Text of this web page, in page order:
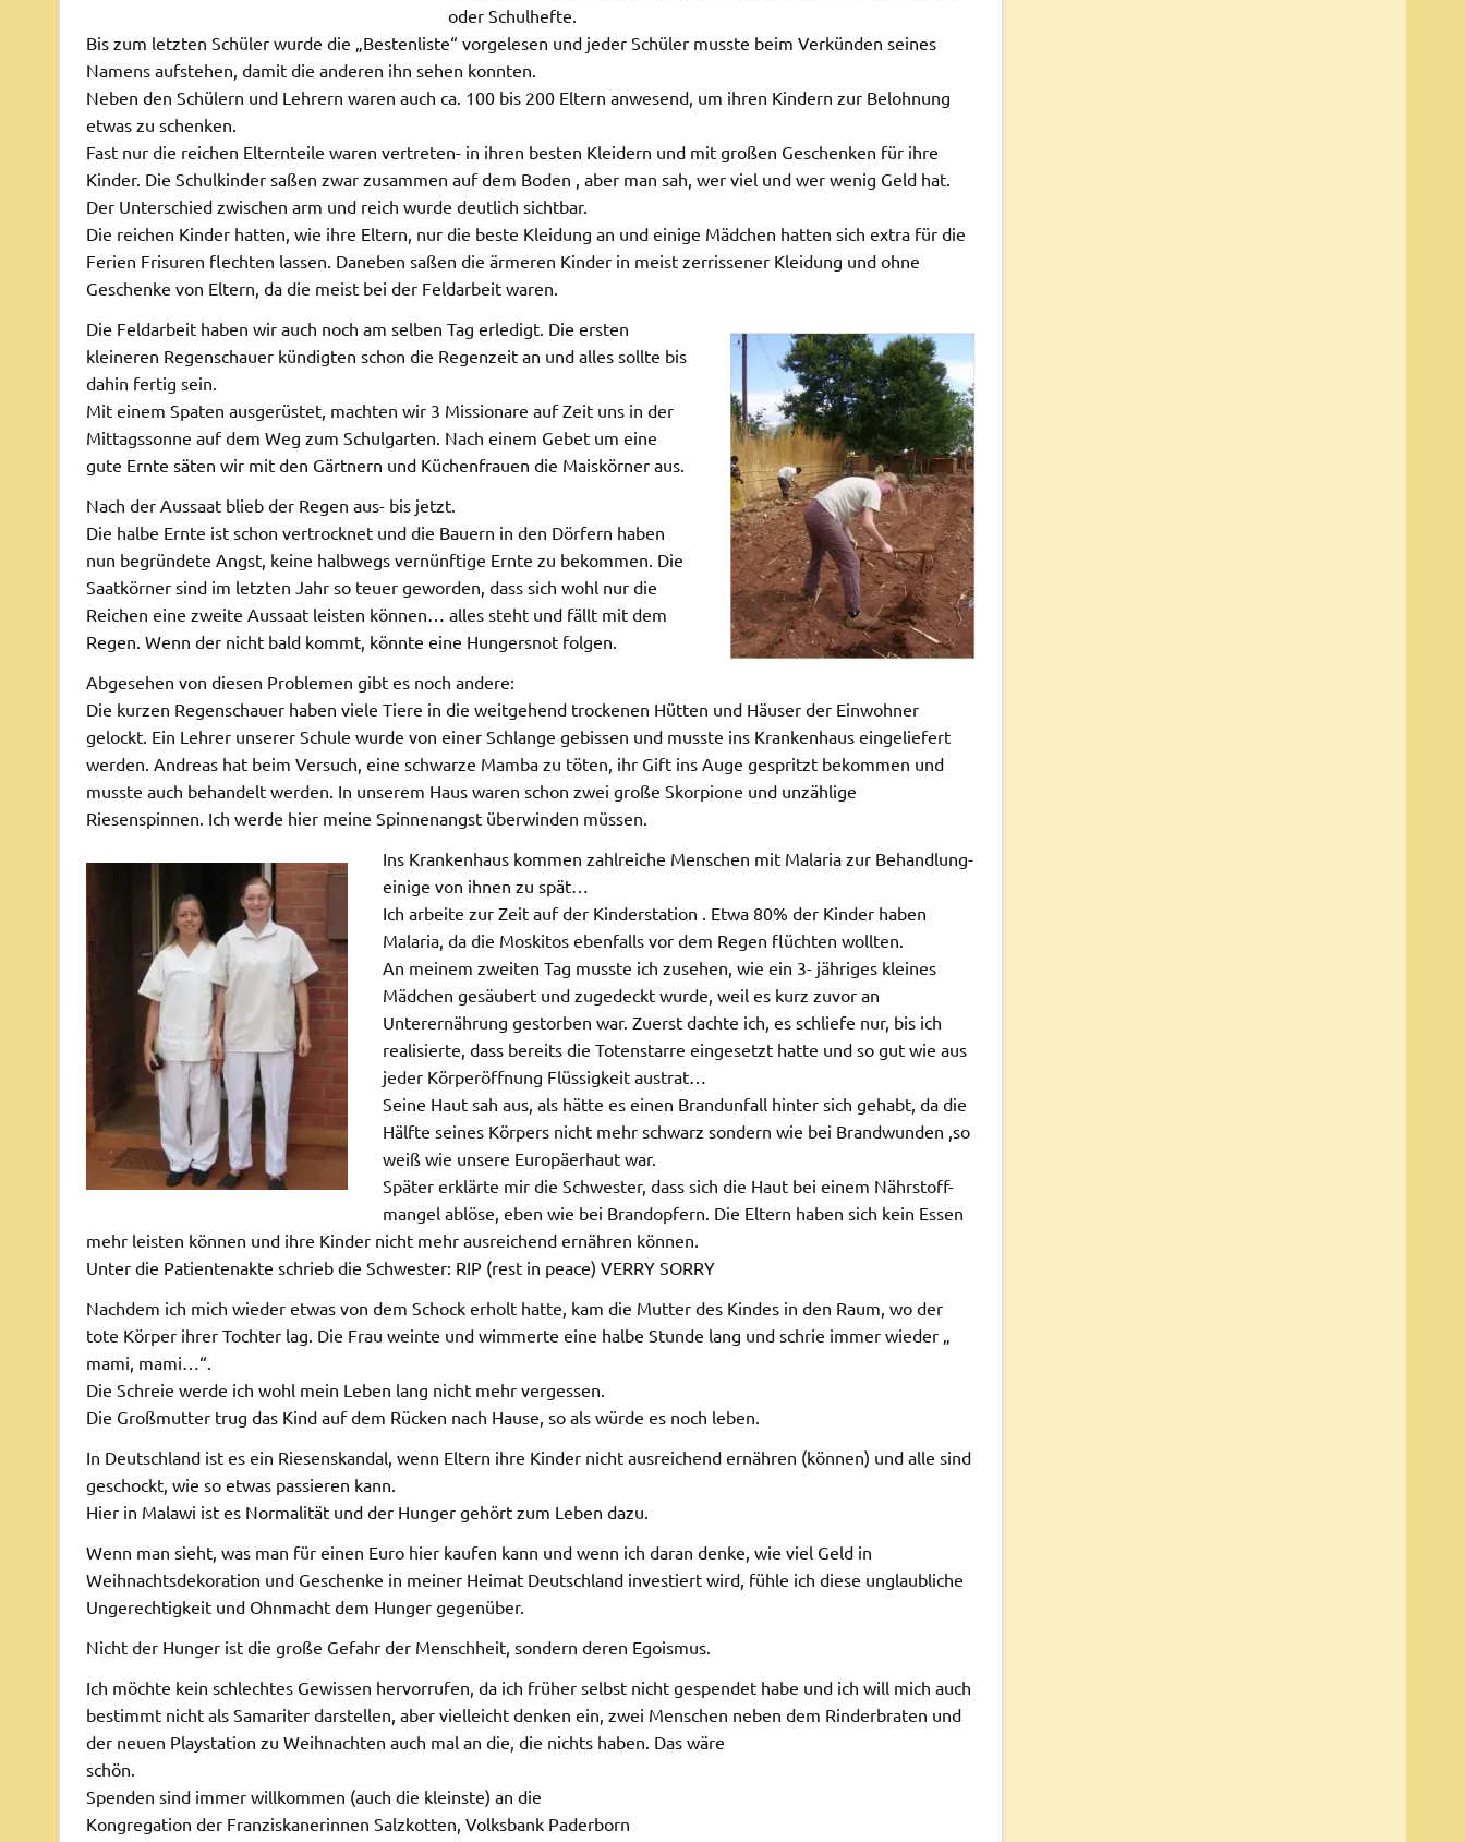
oder Schulhefte.
Bis zum letzten Schüler wurde die „Bestenliste“ vorgelesen und jeder Schüler musste beim Verkünden seines
Namens aufstehen, damit die anderen ihn sehen konnten.
Neben den Schülern und Lehrern waren auch ca. 100 bis 200 Eltern anwesend, um ihren Kindern zur Belohnung
etwas zu schenken.
Fast nur die reichen Elternteile waren vertreten- in ihren besten Kleidern und mit großen Geschenken für ihre
Kinder. Die Schulkinder saßen zwar zusammen auf dem Boden , aber man sah, wer viel und wer wenig Geld hat.
Der Unterschied zwischen arm und reich wurde deutlich sichtbar.
Die reichen Kinder hatten, wie ihre Eltern, nur die beste Kleidung an und einige Mädchen hatten sich extra für die
Ferien Frisuren flechten lassen. Daneben saßen die ärmeren Kinder in meist zerrissener Kleidung und ohne
Geschenke von Eltern, da die meist bei der Feldarbeit waren.
Die Feldarbeit haben wir auch noch am selben Tag erledigt. Die ersten
kleineren Regenschauer kündigten schon die Regenzeit an und alles sollte bis
dahin fertig sein.
Mit einem Spaten ausgerüstet, machten wir 3 Missionare auf Zeit uns in der
Mittagssonne auf dem Weg zum Schulgarten. Nach einem Gebet um eine
gute Ernte säten wir mit den Gärtnern und Küchenfrauen die Maiskörner aus.
Nach der Aussaat blieb der Regen aus- bis jetzt.
Die halbe Ernte ist schon vertrocknet und die Bauern in den Dörfern haben
nun begründete Angst, keine halbwegs vernünftige Ernte zu bekommen. Die
Saatkörner sind im letzten Jahr so teuer geworden, dass sich wohl nur die
Reichen eine zweite Aussaat leisten können… alles steht und fällt mit dem
Regen. Wenn der nicht bald kommt, könnte eine Hungersnot folgen.
Abgesehen von diesen Problemen gibt es noch andere:
Die kurzen Regenschauer haben viele Tiere in die weitgehend trockenen Hütten und Häuser der Einwohner
gelockt. Ein Lehrer unserer Schule wurde von einer Schlange gebissen und musste ins Krankenhaus eingeliefert
werden. Andreas hat beim Versuch, eine schwarze Mamba zu töten, ihr Gift ins Auge gespritzt bekommen und
musste auch behandelt werden. In unserem Haus waren schon zwei große Skorpione und unzählige
Riesenspinnen. Ich werde hier meine Spinnenangst überwinden müssen.
Ins Krankenhaus kommen zahlreiche Menschen mit Malaria zur Behandlung-
einige von ihnen zu spät…
Ich arbeite zur Zeit auf der Kinderstation . Etwa 80% der Kinder haben
Malaria, da die Moskitos ebenfalls vor dem Regen flüchten wollten.
An meinem zweiten Tag musste ich zusehen, wie ein 3- jähriges kleines
Mädchen gesäubert und zugedeckt wurde, weil es kurz zuvor an
Unterernährung gestorben war. Zuerst dachte ich, es schliefe nur, bis ich
realisierte, dass bereits die Totenstarre eingesetzt hatte und so gut wie aus
jeder Körperöffnung Flüssigkeit austrat…
Seine Haut sah aus, als hätte es einen Brandunfall hinter sich gehabt, da die
Hälfte seines Körpers nicht mehr schwarz sondern wie bei Brandwunden ,so
weiß wie unsere Europäerhaut war.
Später erklärte mir die Schwester, dass sich die Haut bei einem Nährstoff-
mangel ablöse, eben wie bei Brandopfern. Die Eltern haben sich kein Essen
mehr leisten können und ihre Kinder nicht mehr ausreichend ernähren können.
Unter die Patientenakte schrieb die Schwester: RIP (rest in peace) VERRY SORRY
Nachdem ich mich wieder etwas von dem Schock erholt hatte, kam die Mutter des Kindes in den Raum, wo der
tote Körper ihrer Tochter lag. Die Frau weinte und wimmerte eine halbe Stunde lang und schrie immer wieder „
mami, mami…“.
Die Schreie werde ich wohl mein Leben lang nicht mehr vergessen.
Die Großmutter trug das Kind auf dem Rücken nach Hause, so als würde es noch leben.
In Deutschland ist es ein Riesenskandal, wenn Eltern ihre Kinder nicht ausreichend ernähren (können) und alle sind
geschockt, wie so etwas passieren kann.
Hier in Malawi ist es Normalität und der Hunger gehört zum Leben dazu.
Wenn man sieht, was man für einen Euro hier kaufen kann und wenn ich daran denke, wie viel Geld in
Weihnachtsdekoration und Geschenke in meiner Heimat Deutschland investiert wird, fühle ich diese unglaubliche
Ungerechtigkeit und Ohnmacht dem Hunger gegenüber.
Nicht der Hunger ist die große Gefahr der Menschheit, sondern deren Egoismus.
Ich möchte kein schlechtes Gewissen hervorrufen, da ich früher selbst nicht gespendet habe und ich will mich auch
bestimmt nicht als Samariter darstellen, aber vielleicht denken ein, zwei Menschen neben dem Rinderbraten und
der neuen Playstation zu Weihnachten auch mal an die, die nichts haben. Das wäre
schön.
Spenden sind immer willkommen (auch die kleinste) an die
Kongregation der Franziskanerinnen Salzkotten, Volksbank Paderborn